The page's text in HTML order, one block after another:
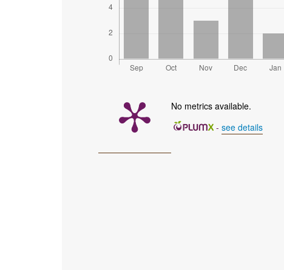
No metrics available.
- see details